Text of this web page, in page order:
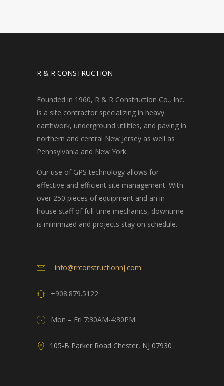
R & R CONSTRUCTION
Founded in 1960, R & R Construction Co., Inc.
is a site contractor specializing in heavy
earthwork, underground utilities, and paving in
northern and central New Jersey as well as
Pennsylvania and New York.
Our use of GPS technology allows for
effective and efficient site management. With
over 250 pieces of equipment and an in-
house staff of full-time mechanics, downtime
is minimized and projects stay on schedule.
info@rrconstructionnj.com
+908.879.5122
Mon – Fri 7:30AM-4:30PM
105-B Parker Road Chester, NJ 07930